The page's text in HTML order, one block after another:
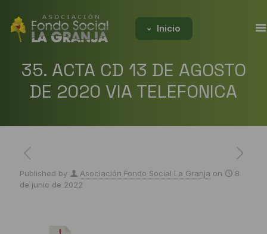
Inicio
35. ACTA CD 13 DE AGOSTO
DE 2020 VIA TELEFONICA
Published by Asociación Fondo Social La Granja on
8
de junio de 2022